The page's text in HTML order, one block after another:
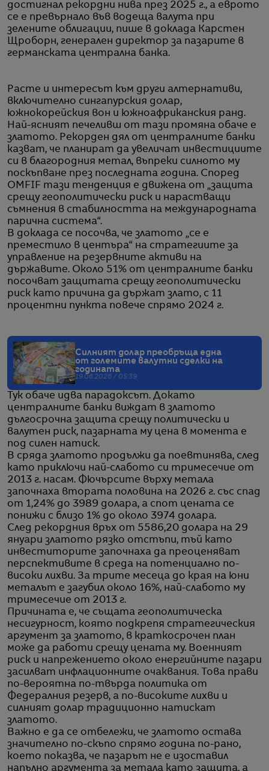
достигнал рекордни нива през 2025 г., а еврото
се е превърнало във водеща валута при
зелените облигации, пише в доклада Карстен
Щроборн, генерален директор за пазарите в
германската централна банка.
Расте и интересът към други алтернативи,
включително сингапурския долар,
южнокорейския вон и южноафриканския ранд.
Най-ясният печеливш от тази промяна обаче е
златото. Рекорден дял от централните банки
казват, че планират да увеличат инвестициите
си в благородния метал, въпреки силното му
поскъпване през последната година. Според
OMFIF тази тенденция е движена от „защита
срещу геополитически риск и нарастващи
съмнения в стабилността на международната
парична система“.
В доклада се посочва, че златото „се е
преместило в центъра“ на стратегиите за
управление на резервните активи на
държавите. Около 51% от централните банки
посочват защитата срещу геополитически
риск като причина да държат злато, с 11
процентни пункта повече спрямо 2024 г.
Силният долар преобръща една
от големите валутни сделки на
годината
19.06.2026 / 05:39
Тук обаче идва парадоксът. Докато
централните банки виждат в златото
дългосрочна защита срещу политически и
валутен риск, пазарната му цена в момента е
под силен натиск.
В сряда златото продължи да поевтинява, след
като приключи най-слабото си тримесечие от
2013 г. насам. Фючърсите върху метала
започнаха втората половина на 2026 г. със спад
от 1,24% до 3989 долара, а спот цената се
понижи с близо 1% до около 3974 долара.
След рекордния връх от 5586,20 долара на 29
януари златото рязко отстъпи, тъй като
инвеститорите започнаха да преоценяват
перспективите в среда на потенциално по-
високи лихви. За трите месеца до края на юни
металът е загубил около 16%, най-слабото му
тримесечие от 2013 г.
Причината е, че същата геополитическа
несигурност, която подкрепя стратегическия
аргумент за златото, в краткосрочен план
може да работи срещу цената му. Военният
риск и напрежението около енергийните пазари
засилват инфлационните очаквания. Това прави
по-вероятна по-твърда политика от
Федералния резерв, а по-високите лихви и
силният долар традиционно натискат
златото.
Важно е да се отбележи, че златото остава
значително по-скъпо спрямо година по-рано,
което показва, че пазарът не е изоставил
напълно аргумента за метала като защита, а